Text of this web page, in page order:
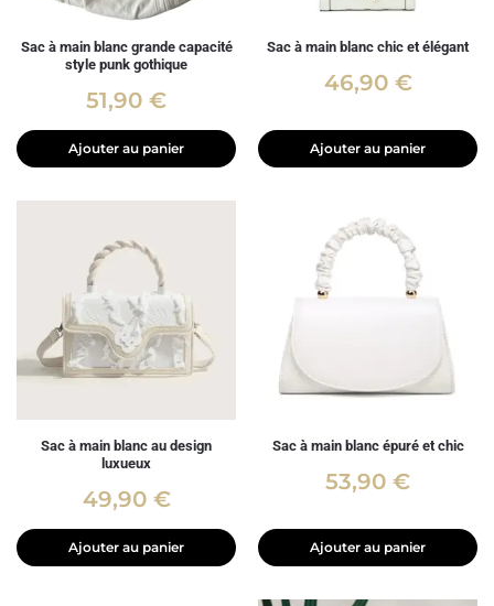
Sac à main blanc grande capacité
style punk gothique
51,90 €
Ajouter au panier
Sac à main blanc chic et élégant
46,90 €
Ajouter au panier
Sac à main blanc au design
luxueux
49,90 €
Ajouter au panier
Sac à main blanc épuré et chic
53,90 €
Ajouter au panier